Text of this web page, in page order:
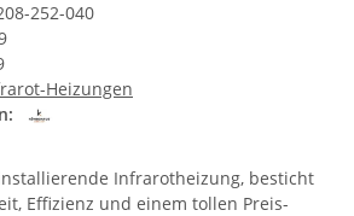
252-040
Heizungen
Infrarotheizung, besticht
Effizienz und einem tollen Preis-